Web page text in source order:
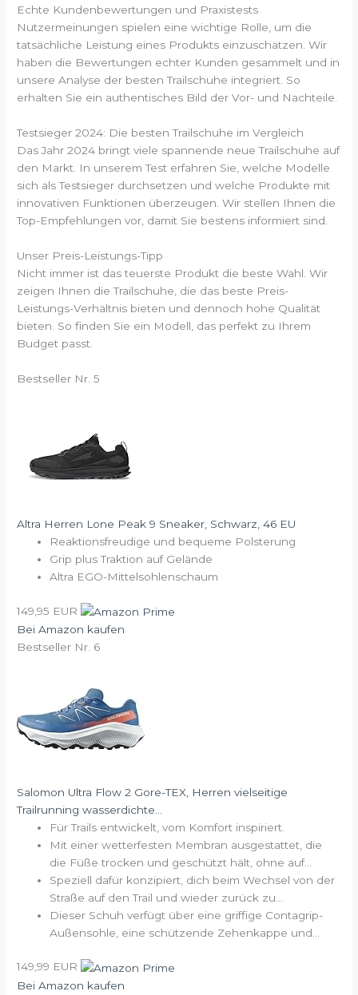
Echte Kundenbewertungen und Praxistests
Nutzermeinungen spielen eine wichtige Rolle, um die
tatsächliche Leistung eines Produkts einzuschätzen. Wir
haben die Bewertungen echter Kunden gesammelt und in
unsere Analyse der besten Trailschuhe integriert. So
erhalten Sie ein authentisches Bild der Vor- und Nachteile.
Testsieger 2024: Die besten Trailschuhe im Vergleich
Das Jahr 2024 bringt viele spannende neue Trailschuhe auf
den Markt. In unserem Test erfahren Sie, welche Modelle
sich als Testsieger durchsetzen und welche Produkte mit
innovativen Funktionen überzeugen. Wir stellen Ihnen die
Top-Empfehlungen vor, damit Sie bestens informiert sind.
Unser Preis-Leistungs-Tipp
Nicht immer ist das teuerste Produkt die beste Wahl. Wir
zeigen Ihnen die Trailschuhe, die das beste Preis-
Leistungs-Verhältnis bieten und dennoch hohe Qualität
bieten. So finden Sie ein Modell, das perfekt zu Ihrem
Budget passt.
Bestseller Nr. 5
Altra Herren Lone Peak 9 Sneaker, Schwarz, 46 EU
Reaktionsfreudige und bequeme Polsterung
Grip plus Traktion auf Gelände
Altra EGO-Mittelsohlenschaum
149,95 EUR
Bei Amazon kaufen
Bestseller Nr. 6
Salomon Ultra Flow 2 Gore-TEX, Herren vielseitige
Trailrunning wasserdichte...
Für Trails entwickelt, vom Komfort inspiriert.
Mit einer wetterfesten Membran ausgestattet, die
die Füße trocken und geschützt hält, ohne auf...
Speziell dafür konzipiert, dich beim Wechsel von der
Straße auf den Trail und wieder zurück zu...
Dieser Schuh verfügt über eine griffige Contagrip-
Außensohle, eine schützende Zehenkappe und...
149,99 EUR
Bei Amazon kaufen